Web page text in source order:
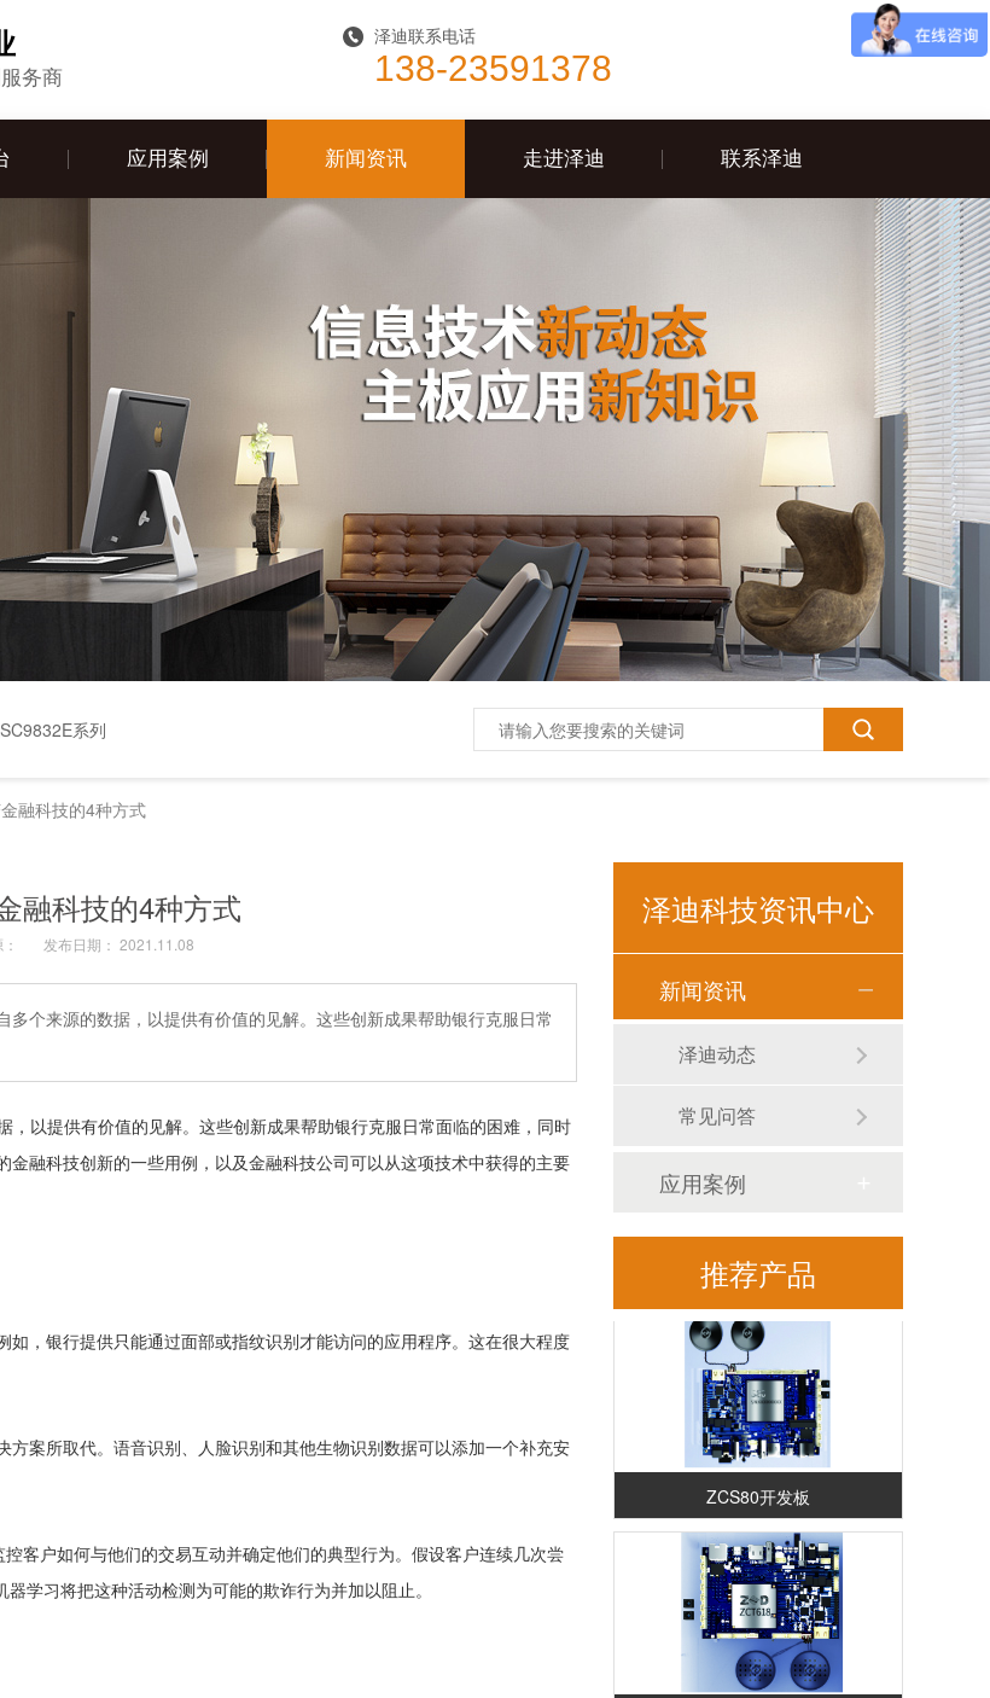
务商
泽迪联系电话
138-23591378
应用案例 新闻资讯 走进泽迪 联系泽迪
系列
融科技的4种方式
融科技的4种方式
发布日期： 2021.11.08
个来源的数据，以提供有价值的见解。这些创新成果帮助银行克服日常
以提供有价值的见解。这些创新成果帮助银行克服日常面临的困难，同时
融科技创新的一些用例，以及金融科技公司可以从这项技术中获得的主要
，银行提供只能通过面部或指纹识别才能访问的应用程序。这在很大程度
案所取代。语音识别、人脸识别和其他生物识别数据可以添加一个补充安
客户如何与他们的交易互动并确定他们的典型行为。假设客户连续几次尝
学习将把这种活动检测为可能的欺诈行为并加以阻止。
泽迪科技资讯中心
新闻资讯
泽迪动态
常见问答
应用案例
推荐产品
RK3588安卓解码驱动一体板（ZED88）